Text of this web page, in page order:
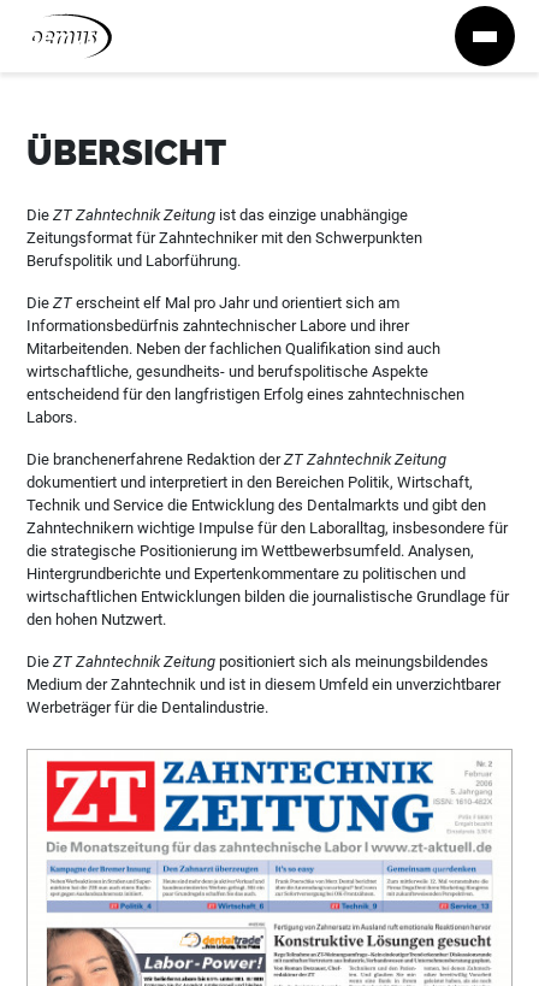
Zum Inhalt springen
ÜBERSICHT
DieZT Zahntechnik Zeitung ist das einzige unabhängige
Zeitungsformat für Zahntechniker mit den Schwerpunkten
Berufspolitik und Laborführung.
DieZT erscheint elf Mal pro Jahr und orientiert sich am
Informationsbedürfnis zahntechnischer Labore und ihrer
Mitarbeitenden. Neben der fachlichen Qualifikation sind auch
wirtschaftliche, gesundheits- und berufspolitische Aspekte
entscheidend für den langfristigen Erfolg eines zahntechnischen
Labors.
Die branchenerfahrene Redaktion derZT Zahntechnik Zeitung
dokumentiert und interpretiert in den Bereichen Politik, Wirtschaft,
Technik und Service die Entwicklung des Dentalmarkts und gibt den
Zahntechnikern wichtige Impulse für den Laboralltag, insbesondere für
die strategische Positionierung im Wettbewerbsumfeld. Analysen,
Hintergrundberichte und Expertenkommentare zu politischen und
wirtschaftlichen Entwicklungen bilden die journalistische Grundlage für
den hohen Nutzwert.
DieZT Zahntechnik Zeitung positioniert sich als meinungsbildendes
Medium der Zahntechnik und ist in diesem Umfeld ein unverzichtbarer
Werbeträger für die Dentalindustrie.